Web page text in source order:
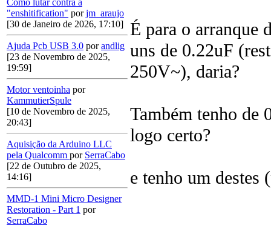
Como lutar contra a
"enshitification" porjm_araujo
[30 de Janeiro de 2026, 17:10]
Ajuda Pcb USB 3.0 porandlig
[23 de Novembro de 2025,
19:59]
Motor ventoinha por
KammutierSpule
[10 de Novembro de 2025,
20:43]
Aquisição da Arduino LLC
pela Qualcomm por SerraCabo
[22 de Outubro de 2025,
14:16]
MMD-1 Mini Micro Designer
Restoration - Part 1 por
SerraCabo
É para o arranque
uns de 0.22uF
250V~), daria?
Também tenho de
logo certo?
e tenho um